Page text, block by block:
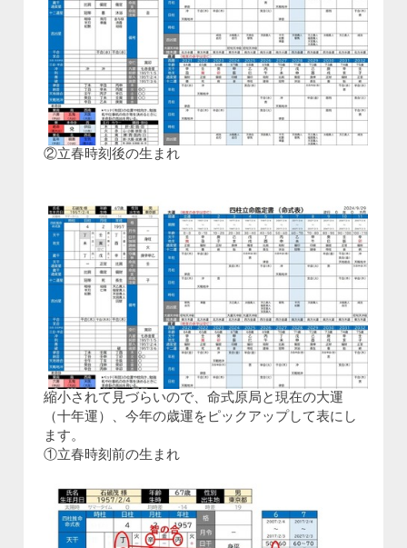
②立春時刻後の生まれ
縮小されて見づらいので、命式原局と現在の大運
（十年運）、今年の歳運をピックアップして表にし
ます。
①立春時刻前の生まれ